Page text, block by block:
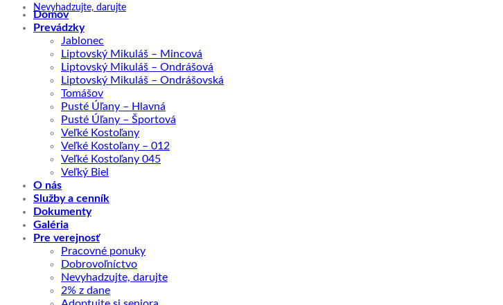
Nevyhadzujte, darujte
Domov
Prevádzky
Jablonec
Liptovský Mikuláš – Mincová
Liptovský Mikuláš – Ondrášová
Liptovský Mikuláš – Ondrášovská
Tomášov
Pusté Úľany – Hlavná
Pusté Úľany – Športová
Veľké Kostoľany
Veľké Kostoľany – 012
Veľké Kostoľany 045
Veľký Biel
O nás
Služby a cenník
Dokumenty
Galéria
Pre verejnosť
Pracovné ponuky
Dobrovoľníctvo
Nevyhadzujte, darujte
2% z dane